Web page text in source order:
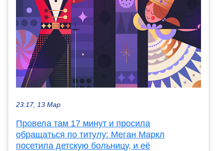
23:17, 13 Мар
Провела там 17 минут и просила
обращаться по титулу: Меган Маркл
посетила детскую больницу, и её